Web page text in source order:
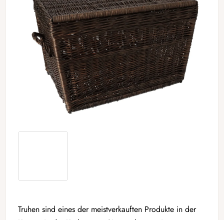
Truhen sind eines der meistverkauften Produkte in der